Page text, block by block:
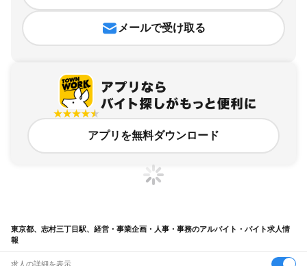
メールで受け取る
アプリを無料ダウンロード
東京都、志村三丁目駅、経営・事業企画・人事・事務のアルバイト・バイト求人情
報
求人の詳細を表示